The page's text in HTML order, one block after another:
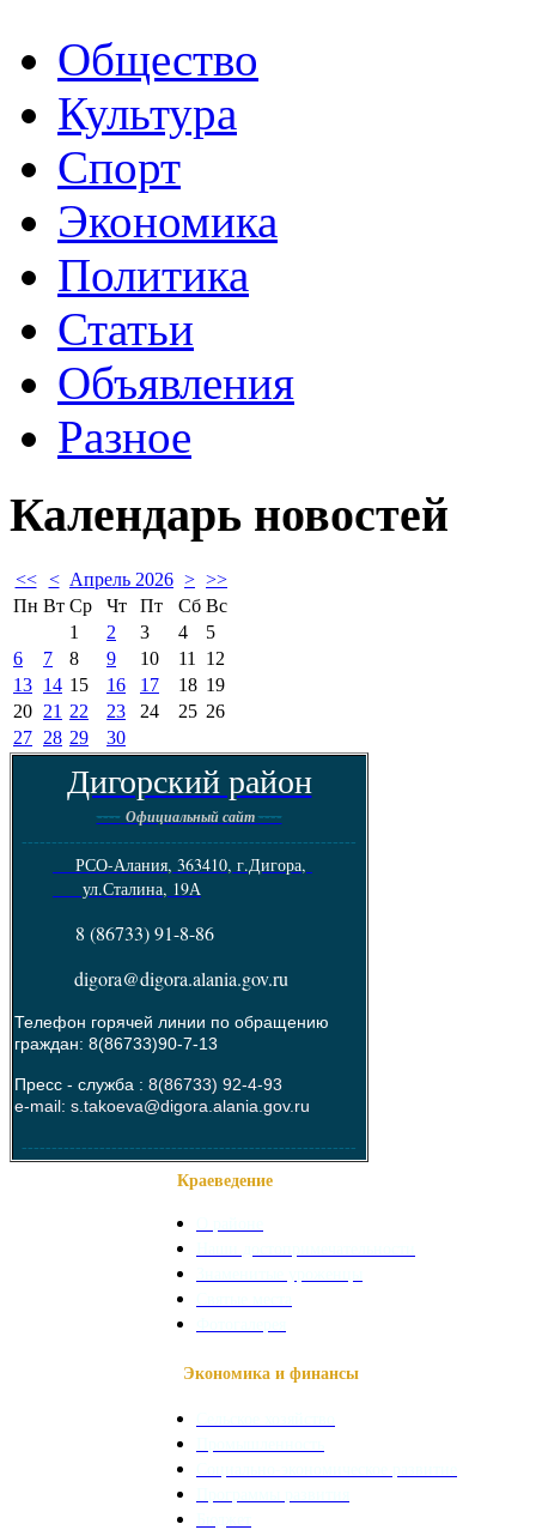
Общество
Культура
Спорт
Экономика
Политика
Статьи
Объявления
Разное
Календарь новостей
<< < Апрель 2026 > >>
Пн Вт Ср Чт Пт Сб Вс
1
2 3 4
5
6
7 8 9 10 11
12
13 14 15 16 17 18 19
20 21 22 23 24 25 26
27 28 29 30
Дигорский район
---- Официальный сайт----
--------------------------------------------------------
РСО-Алания, 363410, г.Дигора,
ул.Сталина, 19А
8 (86733) 91-8-86
digora@digora.alania.gov.ru
Телефон горячей линии по обращению
граждан: 8(86733)90-7-13
Пресс - служба : 8(86733) 92-4-93
e-mail: s.takoeva@digora.alania.gov.ru
--------------------------------------------------------
Краеведение
Экономика и финансы